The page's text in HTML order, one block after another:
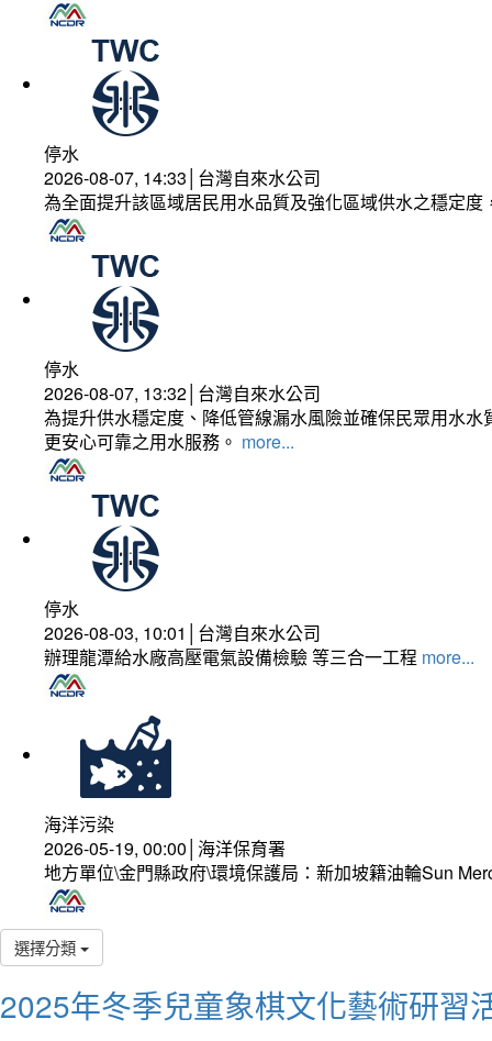
停水
2026-08-07, 14:33│台灣自來水公司
為全面提升該區域居民用水品質及強化區域供水之穩定
停水
2026-08-07, 13:32│台灣自來水公司
為提升供水穩定度、降低管線漏水風險並確保民眾用水
更安心可靠之用水服務。 more...
停水
2026-08-03, 10:01│台灣自來水公司
辦理龍潭給水廠高壓電氣設備檢驗 等三合一工程 more...
海洋污染
2026-05-19, 00:00│海洋保育署
地方單位\金門縣政府\環境保護局：新加坡籍油輪Sun
選擇分類
2025年冬季兒童象棋文化藝術研習